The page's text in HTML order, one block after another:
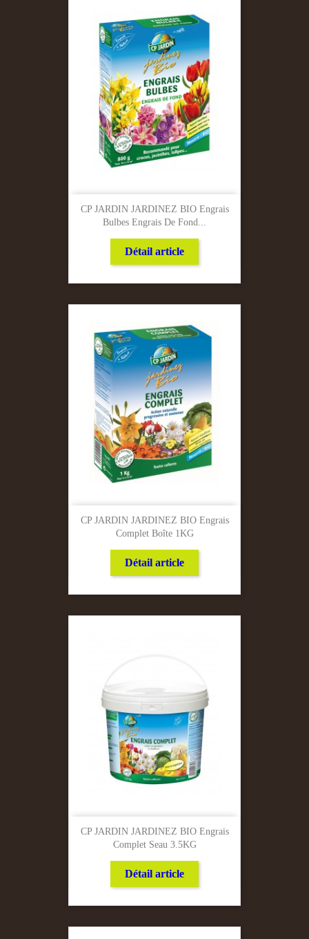
CP JARDIN JARDINEZ BIO Engrais
Bulbes Engrais De Fond...
Détail article
CP JARDIN JARDINEZ BIO Engrais
Complet Boîte 1KG
Détail article
CP JARDIN JARDINEZ BIO Engrais
Complet Seau 3.5KG
Détail article